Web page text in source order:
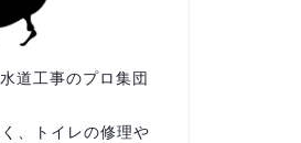
道工事のプロ集団
、トイレの修理や